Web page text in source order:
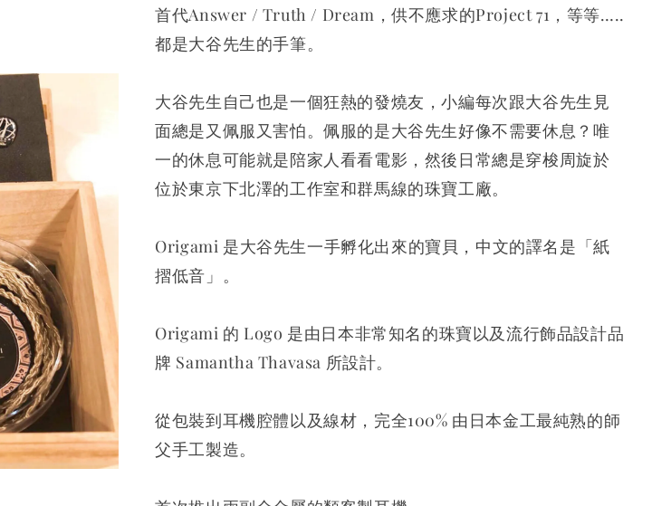
首代Answer / Truth / Dream，供不應求的Project 71，等等…..
都是大谷先生的手筆。
大谷先生自己也是一個狂熱的發燒友，小編每次跟大谷先生見
面總是又佩服又害怕。佩服的是大谷先生好像不需要休息？唯
一的休息可能就是陪家人看看電影，然後日常總是穿梭周旋於
位於東京下北澤的工作室和群馬線的珠寶工廠。
Origami 是大谷先生一手孵化出來的寶貝，中文的譯名是「紙
摺低音」。
Origami 的 Logo 是由日本非常知名的珠寶以及流行飾品設計品
牌 Samantha Thavasa 所設計。
從包裝到耳機腔體以及線材，完全100% 由日本金工最純熟的師
父手工製造。